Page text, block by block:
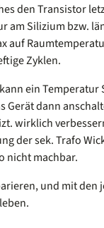
den Transistor
am Silizium bzw.
auf
Zyklen.
ein Temperatur
Gerät dann
wirklich
der sek. Trafo
nicht machbar.
und mit den